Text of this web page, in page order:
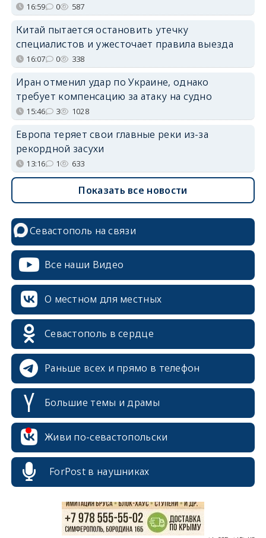
16:59 0 587
Китай пытается остановить утечку
специалистов и ужесточает правила выезда
16:07 0 338
Иран отменил удар по Украине, однако
требует компенсацию за атаку на судно
15:46 3 1028
Европа теряет свои главные реки из-за
рекордной засухи
13:16 1 633
Показать все новости
Севастополь на связи
Все наши Видео
О местном для местных
Севастополь в сердце
Раньше всех и прямо в телефон
Большие темы и драмы
Живи по-севастопольски
ForPost в наушниках
erid: 2SDnjcrDNw6
erid: 2SDnjdPjgYS